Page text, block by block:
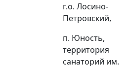
г.о. Лосино-
Петровский,
п. Юность,
территория
санаторий им.